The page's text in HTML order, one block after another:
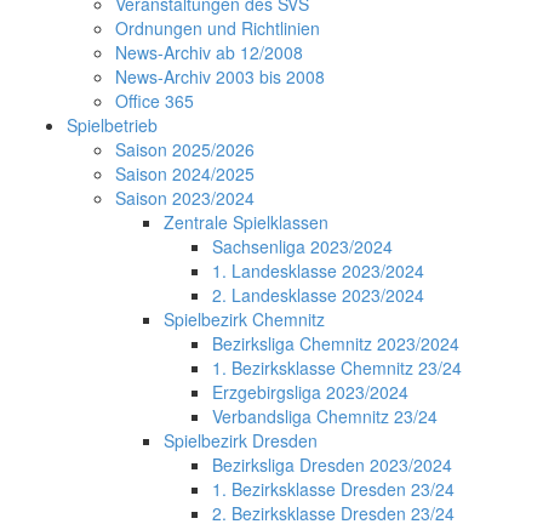
Ordnungen und Richtlinien
News-Archiv ab 12/2008
News-Archiv 2003 bis 2008
Office 365
Spielbetrieb
Saison 2025/2026
Saison 2024/2025
Saison 2023/2024
Zentrale Spielklassen
Sachsenliga 2023/2024
1. Landesklasse 2023/2024
2. Landesklasse 2023/2024
Spielbezirk Chemnitz
Bezirksliga Chemnitz 2023/2024
1. Bezirksklasse Chemnitz 23/24
Erzgebirgsliga 2023/2024
Verbandsliga Chemnitz 23/24
Spielbezirk Dresden
Bezirksliga Dresden 2023/2024
1. Bezirksklasse Dresden 23/24
2. Bezirksklasse Dresden 23/24